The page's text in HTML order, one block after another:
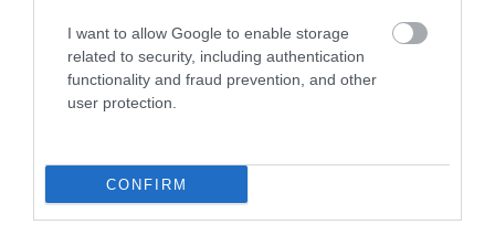
I want to allow Google to enable storage
related to security, including authentication
functionality and fraud prevention, and other
user protection.
CONFIRM
A jogosító időbe be nem számítható fenti időtartamok ellenére a
nők kedvezményes nyugdíja továbbra is rendkívül előnyös (emiatt
rendkívül népszerű) nyugdíjazási lehetőség, amelynek igénybe
vételét minden érintett hölgynek feltétlenül érdemes